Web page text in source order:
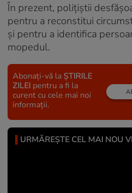
În prezent, polițiștii
pentru a reconstitui
și pentru a identifica
mopedul.
Abonați-vă la ȘTIRILE
ZILEI pentru a fi la
curent cu cele mai noi
informații.
URMĂREȘTE CEL MAI NOU